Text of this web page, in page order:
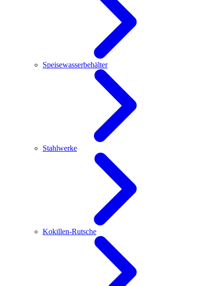
Speisewasserbehälter
Stahlwerke
Kokillen-Rutsche